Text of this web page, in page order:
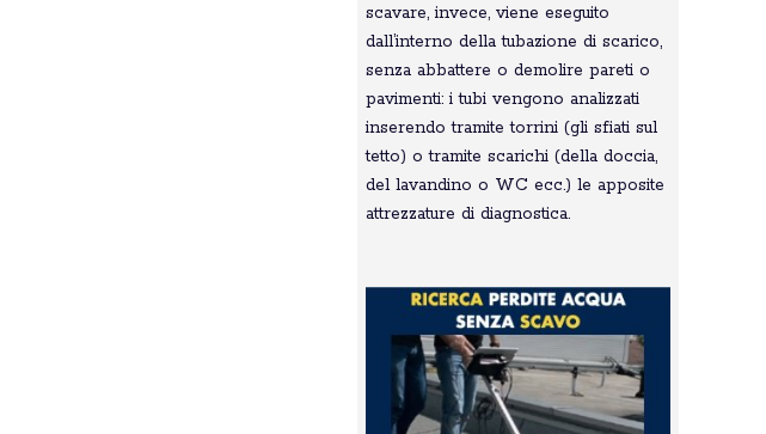
scavare, invece, viene eseguito
dall’interno della tubazione di scarico,
senza abbattere o demolire pareti o
pavimenti: i tubi vengono analizzati
inserendo tramite torrini (gli sfiati sul
tetto) o tramite scarichi (della doccia,
del lavandino o WC ecc.) le apposite
attrezzature di diagnostica.